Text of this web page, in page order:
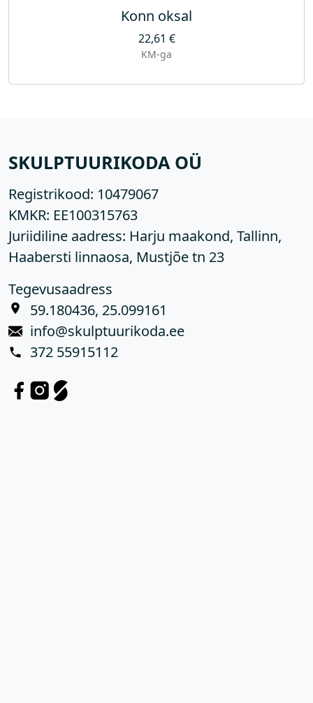
Konn oksal
22,61 €
KM-ga
SKULPTUURIKODA OÜ
Registrikood: 10479067
KMKR: EE100315763
Juriidiline aadress: Harju maakond, Tallinn,
Haabersti linnaosa, Mustjõe tn 23
Tegevusaadress
59.180436, 25.099161
info@skulptuurikoda.ee
372 55915112